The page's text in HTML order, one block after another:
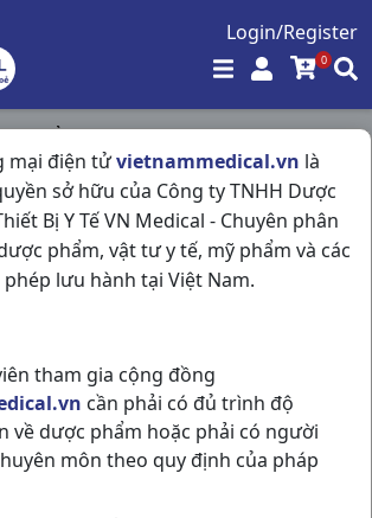
Login/Register
0
mại điện tửvietnammedical.vn là
sở hữu của Công ty TNHH Dược
Bị Y Tế VN Medical - Chuyên phân
phẩm, vật tư y tế, mỹ phẩm và các
lưu hành tại Việt Nam.
tham gia cộng đồng
cần phải có đủ trình độ
về dược phẩm hoặc phải có người
môn theo quy định của pháp
Phẩm Chức Năng /
Indonesia